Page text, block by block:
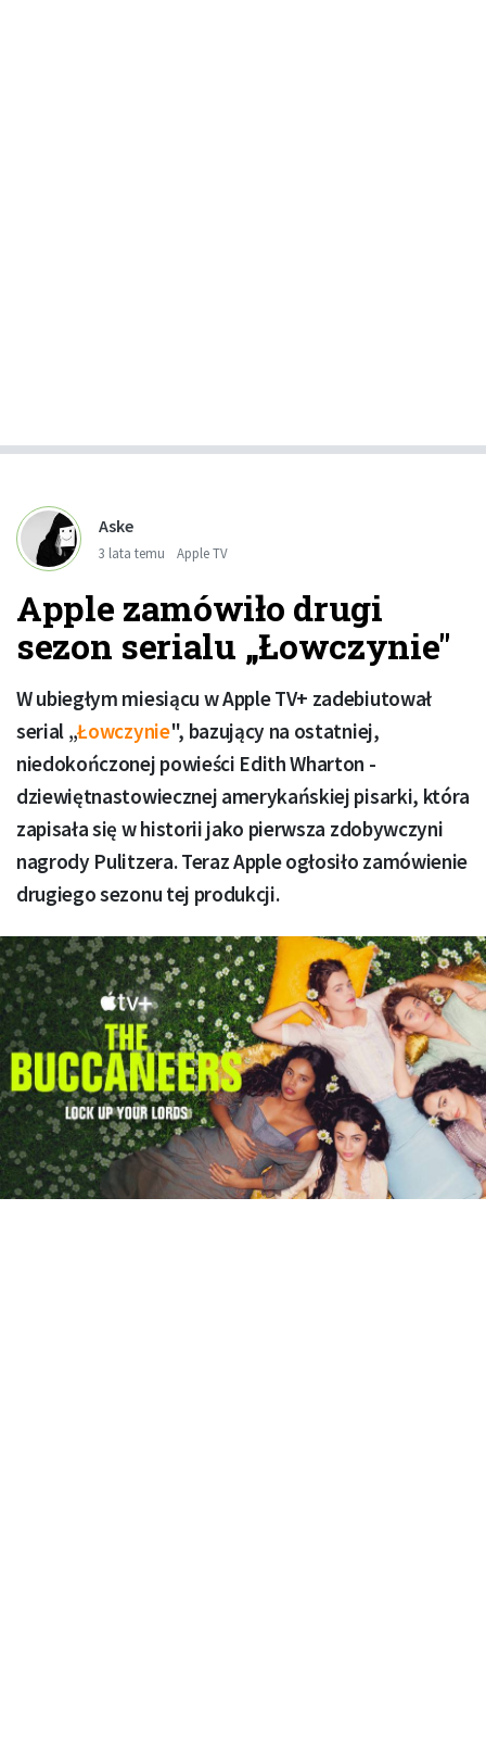
Aske
3 lata temu Apple TV
Apple zamówiło drugi
sezon serialu „Łowczynie"
W ubiegłym miesiącu w Apple TV+ zadebiutował
serial „Łowczynie", bazujący na ostatniej,
niedokończonej powieści Edith Wharton -
dziewiętnastowiecznej amerykańskiej pisarki, która
zapisała się w historii jako pierwsza zdobywczyni
nagrody Pulitzera. Teraz Apple ogłosiło zamówienie
drugiego sezonu tej produkcji.